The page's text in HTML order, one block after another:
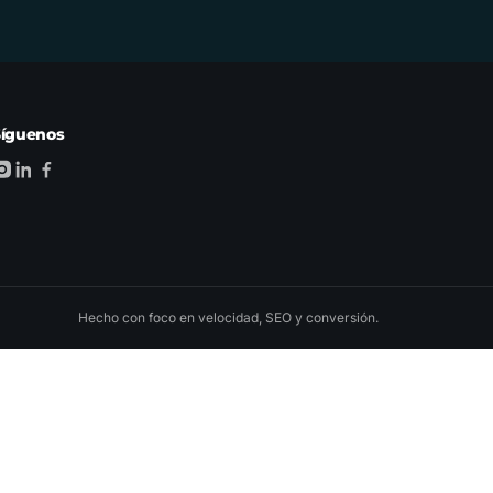
Hecho con foco en velocidad, SEO y conversión.